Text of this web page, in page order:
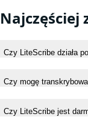
Najczęściej
Czy LiteScribe działa
Czy mogę
Czy LiteScribe jest